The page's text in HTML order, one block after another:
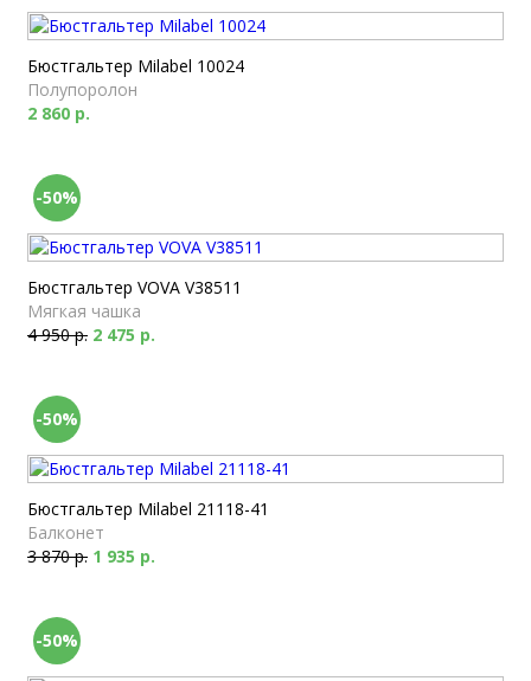
Бюстгальтер Milabel 10024
Полупоролон
2 860 р.
-50%
Бюстгальтер VOVA V38511
Мягкая чашка
4 950 р. 2 475 р.
-50%
Бюстгальтер Milabel 21118-41
Балконет
3 870 р. 1 935 р.
-50%